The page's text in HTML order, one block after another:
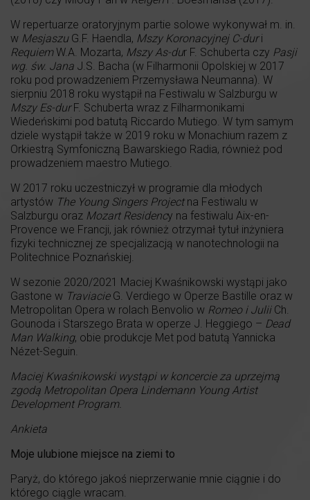
W repertuarze oratoryjnym partie solowe wykonywał m. in.
w MesjaszuG.F. Haendla, Mszy Koronacyjnej C-duri
RequiemW.A. Mozarta, Mszy As-dur F. Schuberta czy Pasji
wg. św. Jana J.S. Bacha (w Filharmonii Opolskiej w 2017
roku pod prowadzeniem Przemysława Neumanna). W
sierpniu 2018 roku wystąpił na Festiwalu w Salzburgu w
Mszy Es-durF. Schuberta wraz z Filharmonikami
Wiedeńskimi pod batutą Riccardo Mutiego. W tym samym
dziele wystąpił także w 2019 roku w Monachium razem z
Orkiestrą Symfoniczną Bawarskiego Radia, również pod
prowadzeniem maestro Mutiego.
W 2017 roku uczestniczył w programie dla młodych
artystów The Young Singers Projectna Festiwalu w
Salzburgu oraz Mozart Residency na festiwalu Aix-en-
Provence we Francji, jak również otrzymał tytuł inżyniera
fizyki technicznej ze specjalizacją w nanotechnologii na
Politechnice Poznańskiej.
W sezonie 2020/2021 Maciej Kwaśnikowski wystąpi jako
Gastone w TraviacieG. Verdiego w Operze Bastille oraz w
Metropolitan Opera w rolach Benvolio w Romeo i JuliiCh.
Gounoda i Starszego Brata w operze J. Heggiego – Dead
Man Walking, obie produkcje Met pod batutą Yannicka
Nézet-Seguin.
Maciej Kwaśnikowski wystąpi w koncercie za uprzejmą
zgodą Metropolitan Opera Lindemann Young Artist
Development Program.
Ankieta
Moje ulubione miejsce na ziemi to
Paryż, do którego jakoś nieprzerwanie mnie ciągnie i do
którego ciągle wracam.